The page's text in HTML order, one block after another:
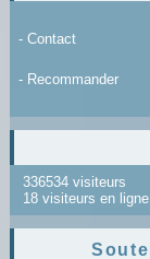
- Contact
- Recommander
336534 visiteurs
18 visiteurs en ligne